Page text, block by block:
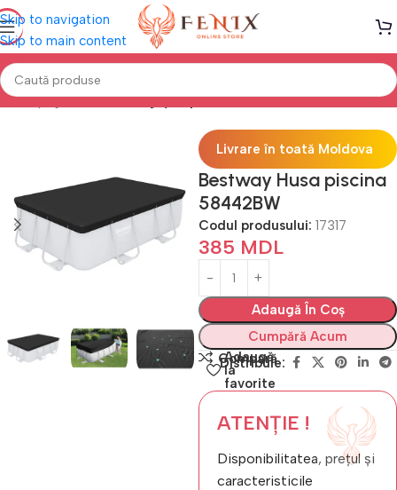
Skip to navigation
Skip to main content
Prima pagină PISCINE Îngrijire piscine
Livrare în toată Moldova
Bestway Husa piscina
58442BW
Codul produsului: 17317
385 MDL
Adaugă În Coș
Cumpără Acum
Compară
Adaugă
la
favorite
Distribuie:
ATENȚIE !
Disponibilitatea, prețul și
caracteristicile